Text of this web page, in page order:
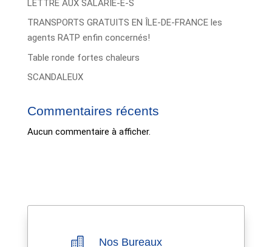
LETTRE AUX SALARIÉ-E-S
TRANSPORTS GRATUITS EN ÎLE-DE-FRANCE les
agents RATP enfin concernés!
Table ronde fortes chaleurs
SCANDALEUX
Commentaires récents
Aucun commentaire à afficher.
 Nos Bureaux